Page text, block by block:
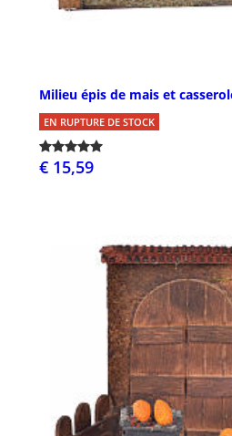
Milieu épis de mais et
EN RUPTURE DE STOCK
€ 15,59